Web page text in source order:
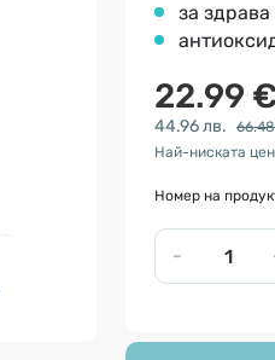
за
22.99 €
44.96 лв.
Най-ниската
Номер на
-